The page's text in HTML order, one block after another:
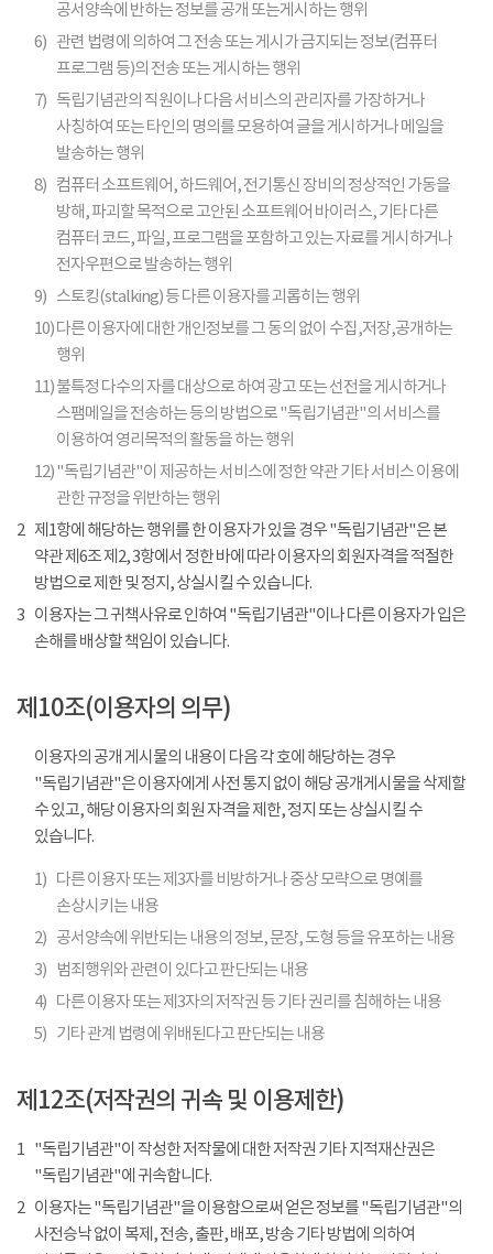
공서양속에 반하는 정보를 공개 또는게시하는 행위
6) 관련 법령에 의하여 그 전송 또는 게시가 금지되는 정보(컴퓨터
프로그램 등)의 전송 또는 게시하는 행위
7) 독립기념관의 직원이나 다음 서비스의 관리자를 가장하거나
사칭하여 또는 타인의 명의를 모용하여 글을 게시하거나 메일을
발송하는 행위
8) 컴퓨터 소프트웨어, 하드웨어, 전기통신 장비의 정상적인 가동을
방해, 파괴할 목적으로 고안된 소프트웨어 바이러스, 기타 다른
컴퓨터 코드, 파일, 프로그램을 포함하고 있는 자료를 게시하거나
전자우편으로 발송하는 행위
9) 스토킹(stalking) 등 다른 이용자를 괴롭히는 행위
10)다른 이용자에 대한 개인정보를 그 동의 없이 수집,저장,공개하는
행위
11)불특정 다수의 자를 대상으로 하여 광고 또는 선전을 게시하거나
스팸메일을 전송하는 등의 방법으로 "독립기념관"의 서비스를
이용하여 영리목적의 활동을 하는 행위
12)"독립기념관"이 제공하는 서비스에 정한 약관 기타 서비스 이용에
관한 규정을 위반하는 행위
2 제1항에 해당하는 행위를 한 이용자가 있을 경우 "독립기념관"은 본
약관 제6조 제2, 3항에서 정한 바에 따라 이용자의 회원자격을 적절한
방법으로 제한 및 정지, 상실시킬 수 있습니다.
3 이용자는 그 귀책사유로 인하여 "독립기념관"이나 다른 이용자가 입은
손해를 배상할 책임이 있습니다.
제10조(이용자의 의무)
이용자의 공개 게시물의 내용이 다음 각 호에 해당하는 경우
"독립기념관"은 이용자에게 사전 통지 없이 해당 공개게시물을 삭제할
수 있고, 해당 이용자의 회원 자격을 제한, 정지 또는 상실시킬 수
있습니다.
1) 다른 이용자 또는 제3자를 비방하거나 중상 모략으로 명예를
손상시키는 내용
2) 공서양속에 위반되는 내용의 정보, 문장, 도형 등을 유포하는 내용
3)
범죄행위와 관련이 있다고 판단되는 내용
4) 다른 이용자 또는 제3자의 저작권 등 기타 권리를 침해하는 내용
5) 기타 관계 법령에 위배된다고 판단되는 내용
제12조(저작권의 귀속 및 이용제한)
1 "독립기념관"이 작성한 저작물에 대한 저작권 기타 지적재산권은
"독립기념관"에 귀속합니다.
2 이용자는 "독립기념관"을 이용함으로써 얻은 정보를 "독립기념관"의
사전승낙 없이 복제, 전송, 출판, 배포, 방송 기타 방법에 의하여